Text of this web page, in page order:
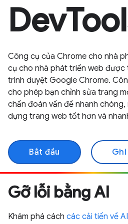
Công cụ của Chrome cho nhà
cụ cho nhà phát triển web
trình duyệt Google Chrome.
cho phép bạn chỉnh sửa trang
chẩn đoán vấn đề nhanh
dựng trang web tốt hơn và
Bắt đầu
Gỡ lỗi bằng AI
Khám phá cách các cải tiến về AI